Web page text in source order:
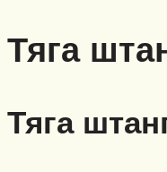
Тяга
Тяга